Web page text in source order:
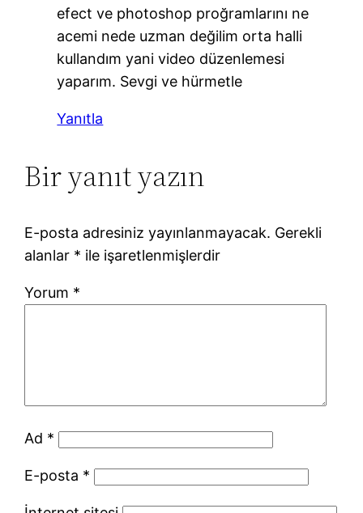
efect ve photoshop proğramlarını ne
acemi nede uzman değilim orta halli
kullandım yani video düzenlemesi
yaparım. Sevgi ve hürmetle
Yanıtla
Bir yanıt yazın
E-posta adresiniz yayınlanmayacak. Gerekli
alanlar * ile işaretlenmişlerdir
Yorum *
Ad *
E-posta *